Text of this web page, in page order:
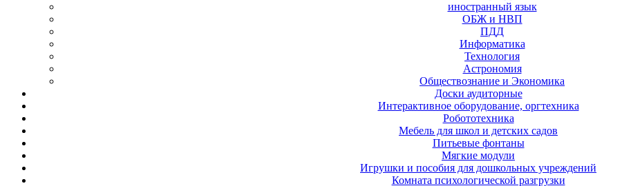
иностранный язык
ОБЖ и НВП
ПДД
Информатика
Технология
Астрономия
Обществознание и Экономика
Доски аудиторные
Интерактивное оборудование, оргтехника
Робототехника
Мебель для школ и детских садов
Питьевые фонтаны
Мягкие модули
Игрушки и пособия для дошкольных учреждений
Комната психологической разгрузки